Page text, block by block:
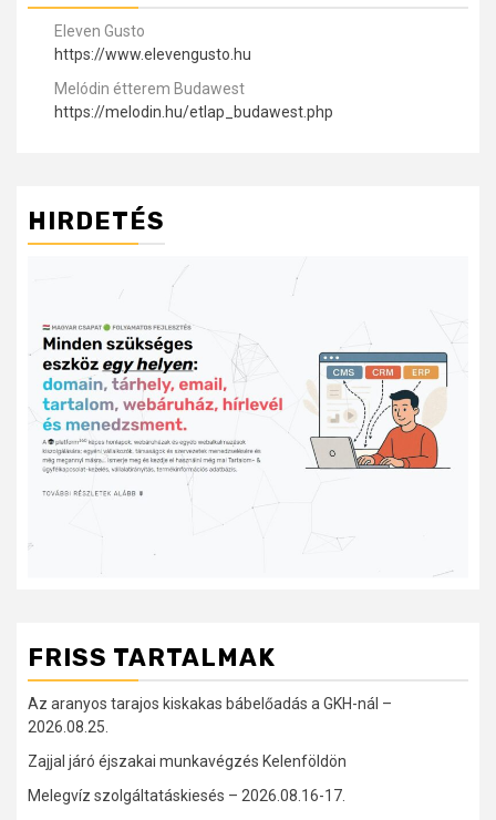
Eleven Gusto
https://www.elevengusto.hu
Melódin étterem Budawest
https://melodin.hu/etlap_budawest.php
HIRDETÉS
FRISS TARTALMAK
Az aranyos tarajos kiskakas bábelőadás a GKH-nál –
2026.08.25.
Zajjal járó éjszakai munkavégzés Kelenföldön
Melegvíz szolgáltatáskiesés – 2026.08.16-17.